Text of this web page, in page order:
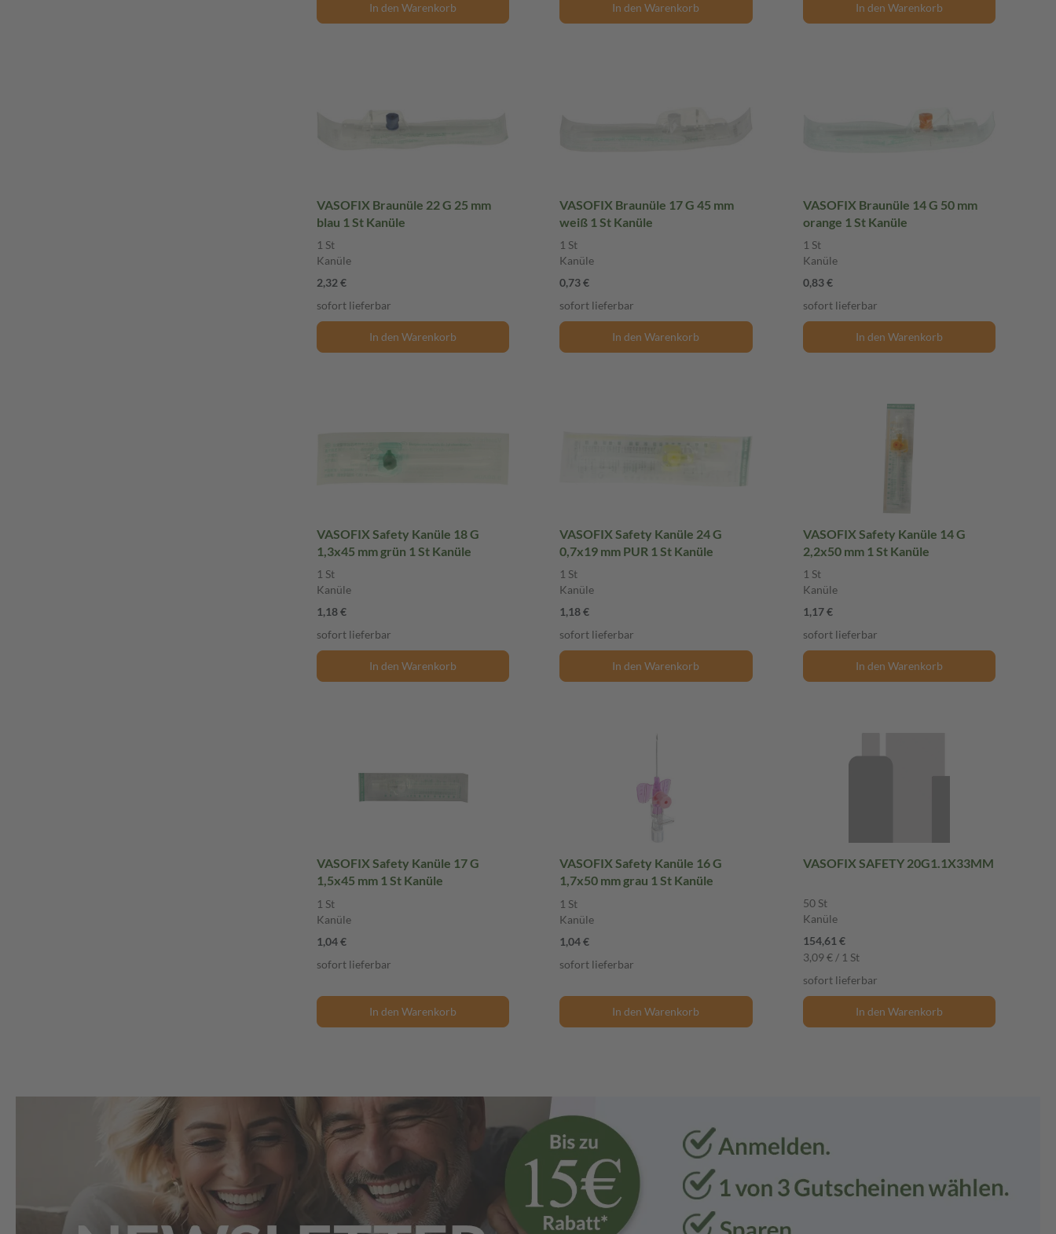
In den Warenkorb In den Warenkorb In den Warenkorb
VASOFIX Braunüle 22 G 25 mm
blau 1 St Kanüle
1 St
Kanüle
2,32 €
sofort lieferbar
In den Warenkorb
VASOFIX Braunüle 17 G 45 mm
weiß 1 St Kanüle
1 St
Kanüle
0,73 €
sofort lieferbar
In den Warenkorb
VASOFIX Braunüle 14 G 50 mm
orange 1 St Kanüle
1 St
Kanüle
0,83 €
sofort lieferbar
In den Warenkorb
VASOFIX Safety Kanüle 18 G
1,3x45 mm grün 1 St Kanüle
1 St
Kanüle
1,18 €
sofort lieferbar
In den Warenkorb
VASOFIX Safety Kanüle 24 G
0,7x19 mm PUR 1 St Kanüle
1 St
Kanüle
1,18 €
sofort lieferbar
In den Warenkorb
VASOFIX Safety Kanüle 14 G
2,2x50 mm 1 St Kanüle
1 St
Kanüle
1,17 €
sofort lieferbar
In den Warenkorb
VASOFIX Safety Kanüle 17 G
1,5x45 mm 1 St Kanüle
1 St
Kanüle
1,04 €
sofort lieferbar
In den Warenkorb
VASOFIX Safety Kanüle 16 G
1,7x50 mm grau 1 St Kanüle
1 St
Kanüle
1,04 €
sofort lieferbar
In den Warenkorb
VASOFIX SAFETY 20G1.1X33MM
50 St
Kanüle
154,61 €
3,09 € / 1 St
sofort lieferbar
In den Warenkorb